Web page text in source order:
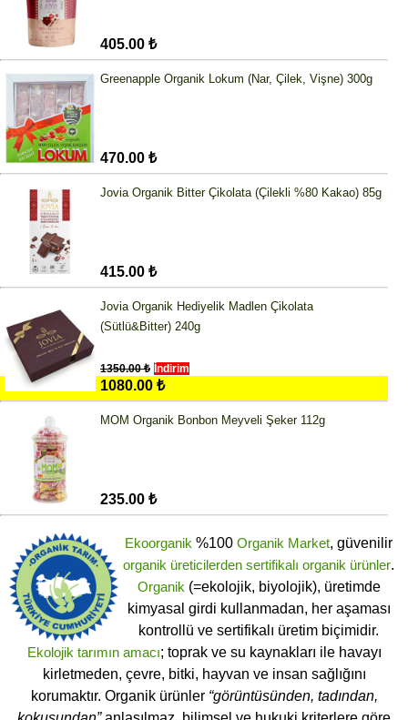
405.00 ₺
Greenapple Organik Lokum (Nar, Çilek, Vişne) 300g
470.00 ₺
Jovia Organik Bitter Çikolata (Çilekli %80 Kakao) 85g
415.00 ₺
Jovia Organik Hediyelik Madlen Çikolata
(Sütlü&Bitter) 240g
1350.00 ₺ İndirim
1080.00 ₺
MOM Organik Bonbon Meyveli Şeker 112g
235.00 ₺
Ekoorganik %100 Organik Market, güvenilir
organik üreticilerden sertifikalı organik ürünler.
Organik (=ekolojik, biyolojik), üretimde
kimyasal girdi kullanmadan, her aşaması
kontrollü ve sertifikalı üretim biçimidir.
Ekolojik tarımın amacı; toprak ve su kaynakları ile havayı
kirletmeden, çevre, bitki, hayvan ve insan sağlığını
korumaktır. Organik ürünler “görüntüsünden, tadından,